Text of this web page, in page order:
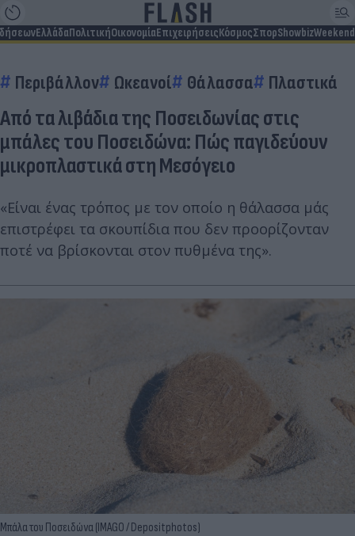
ΕλλάδαΠολιτικήΟικονομίαΕπιχειρήσειςΚόσμοςΣπορShowbizWeekend
Περιβάλλον Ωκεανοί Θάλασσα Πλαστικά
Από τα λιβάδια της Ποσειδωνίας στις
μπάλες του Ποσειδώνα: Πώς παγιδεύουν
μικροπλαστικά στη Μεσόγειο
«Είναι ένας τρόπος με τον οποίο η θάλασσα μάς
επιστρέφει τα σκουπίδια που δεν προορίζονταν
ποτέ να βρίσκονται στον πυθμένα της».
Μπάλα του Ποσειδώνα (IMAGO / Depositphotos)